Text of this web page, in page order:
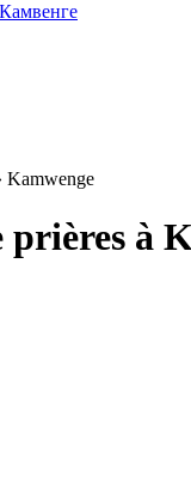
Kamwenge
prières à